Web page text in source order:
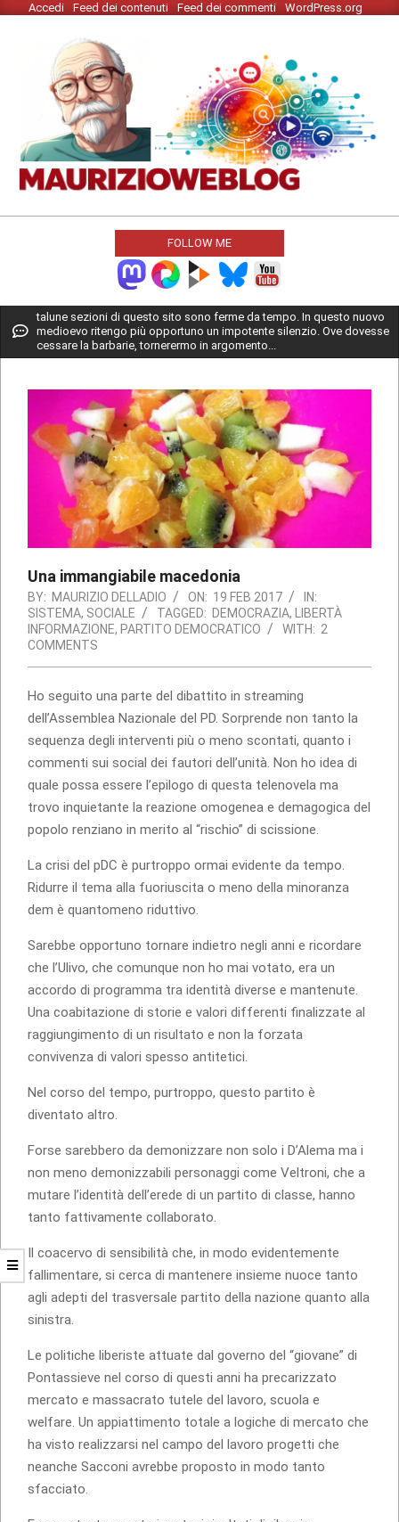
Skip Accedi Feed dei contenuti Feed dei commenti WordPress.org
MAURIZIO
WEBLOG
FOLLOW ME
Primary
Navigation
Menu
talune sezioni di questo sito sono ferme da tempo. In questo nuovo
medioevo ritengo più opportuno un impotente silenzio. Ove dovesse
cessare la barbarie, tornerermo in argomento...
Una immangiabile macedonia
BY: MAURIZIO DELLADIO ON: 19 FEB 2017
IN:
SISTEMA, SOCIALE TAGGED: DEMOCRAZIA,
LIBERTÀ
INFORMAZIONE, PARTITO DEMOCRATICO WITH: 2
COMMENTS
Ho seguito una parte del dibattito in streaming
dell’Assemblea Nazionale del PD. Sorprende non tanto la
sequenza degli interventi più o meno scontati, quanto i
commenti sui social dei fautori dell’unità. Non ho idea di
quale possa essere l’epilogo di questa telenovela ma
trovo inquietante la reazione omogenea e demagogica del
popolo renziano in merito al “rischio” di scissione.
La crisi del pDC è purtroppo ormai evidente da tempo.
Ridurre il tema alla fuoriuscita o meno della minoranza
dem è quantomeno riduttivo.
Sarebbe opportuno tornare indietro negli anni e ricordare
che l’Ulivo, che comunque non ho mai votato, era un
accordo di programma tra identità diverse e mantenute.
Una coabitazione di storie e valori differenti finalizzate al
raggiungimento di un risultato e non la forzata
convivenza di valori spesso antitetici.
Nel corso del tempo, purtroppo, questo partito è
diventato altro.
Forse sarebbero da demonizzare non solo i D’Alema ma i
non meno demonizzabili personaggi come Veltroni, che a
mutare l’identità dell’erede di un partito di classe, hanno
tanto fattivamente collaborato.
Il coacervo di sensibilità che, in modo evidentemente
fallimentare, si cerca di mantenere insieme nuoce tanto
agli adepti del trasversale partito della nazione quanto alla
sinistra.
Le politiche liberiste attuate dal governo del “giovane” di
Pontassieve nel corso di questi anni ha precarizzato
mercato e massacrato tutele del lavoro, scuola e
welfare. Un appiattimento totale a logiche di mercato che
ha visto realizzarsi nel campo del lavoro progetti che
neanche Sacconi avrebbe proposto in modo tanto
sfacciato.